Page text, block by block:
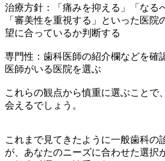
治療方針：「痛みを抑える」「なる
「審美性を重視する」といった医
望に合っているか判断する
専門性：歯科医師の紹介欄などを確
医師がいる医院を選ぶ
これらの観点から慎重に選ぶことで
会えるでしょう。
これまで見てきたように一般歯科の
が、あなたのニーズに合わせた選択